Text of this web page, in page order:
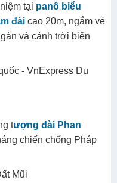
tại panô biểu
đài cao 20m, ngắm vẻ
và cảnh trời biển
tượng đài Phan
chiến chống Pháp
Mũi